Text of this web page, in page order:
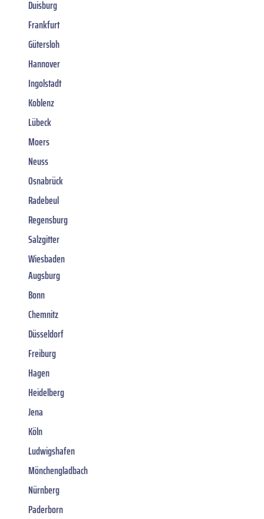
Duisburg
Frankfurt
Gütersloh
Hannover
Ingolstadt
Koblenz
Lübeck
Moers
Neuss
Osnabrück
Radebeul
Regensburg
Salzgitter
Wiesbaden
Augsburg
Bonn
Chemnitz
Düsseldorf
Freiburg
Hagen
Heidelberg
Jena
Köln
Ludwigshafen
Mönchengladbach
Nürnberg
Paderborn